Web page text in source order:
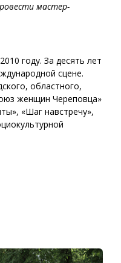
мастер-
году. За десять лет
сцене.
областного,
женщин Череповца»
«Шаг навстречу»,